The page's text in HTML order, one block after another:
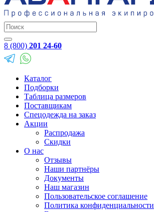
8 (800) 201 24-60
Каталог
Подборки
Таблица размеров
Поставщикам
Спецодежда на заказ
Акции
Распродажа
Скидки
О нас
Отзывы
Наши партнёры
Документы
Наш магазин
Пользовательское соглашение
Политика конфиденциальности